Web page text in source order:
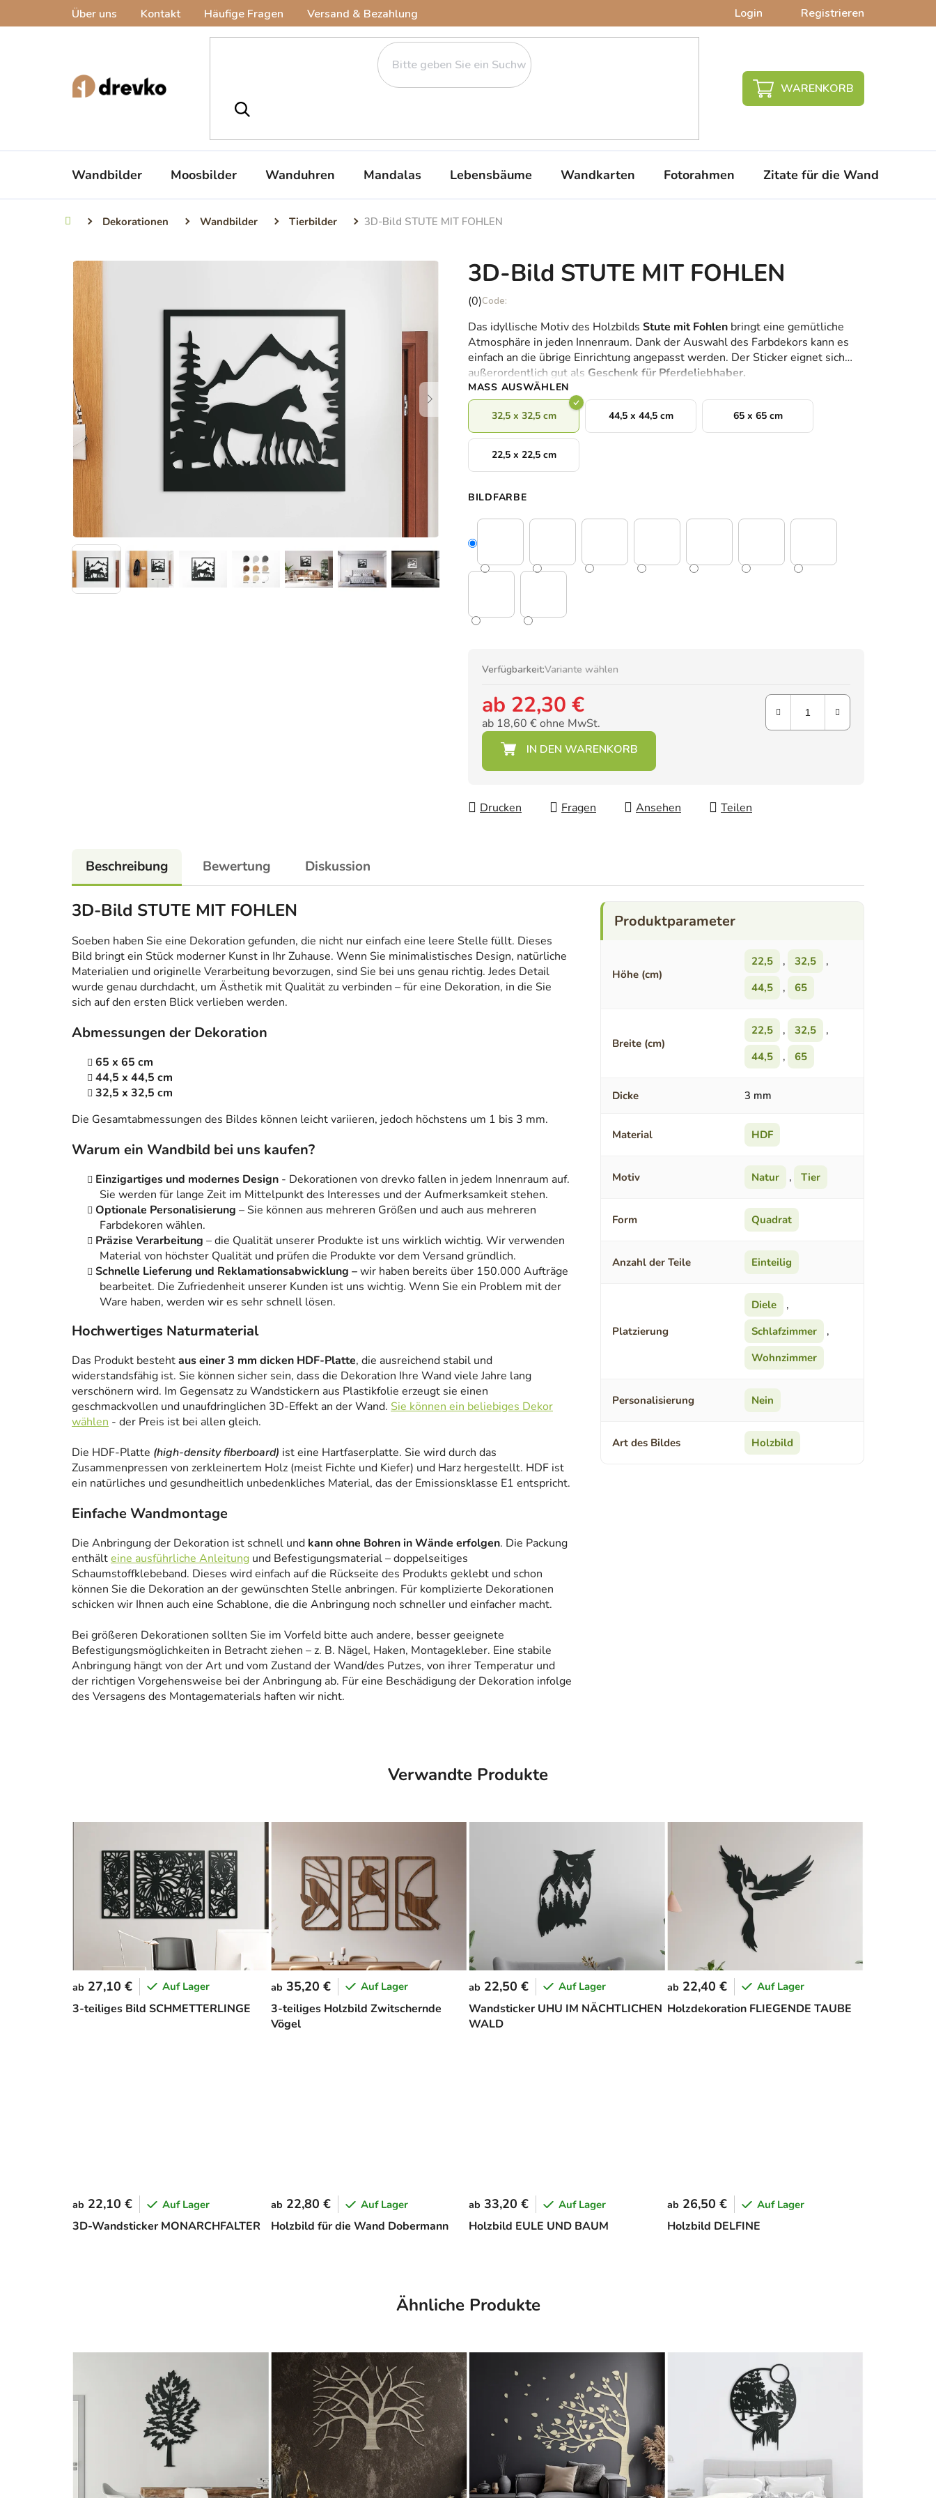
Über uns Kontakt Häufige Fragen Versand & Bezahlung Login Registrieren
WARENKORB
Wandbilder Moosbilder Wanduhren Mandalas Lebensbäume Wandkarten Fotorahmen Zitate für die Wand
StartseiteDekorationen Wandbilder Tierbilder 3D-Bild STUTE MIT FOHLEN
3D-Bild STUTE MIT FOHLEN
Die
Produktbewertung
ist
0,0
von
5
Sternen.
(0)
Das idyllische Motiv des Holzbilds Stute mit Fohlen bringt eine gemütliche
Atmosphäre in jeden Innenraum. Dank der Auswahl des Farbdekors kann es
einfach an die übrige Einrichtung angepasst werden. Der Sticker eignet sich
außerordentlich gut als Geschenk für Pferdeliebhaber.
MASS AUSWÄHLEN
32,5 x 32,5 cm 44,5 x 44,5 cm 65 x 65 cm
22,5 x 22,5 cm
BILDFARBE
Verfügbarkeit:Variante wählen
ab 22,30 €
ab 18,60 €ohne MwSt.
Verkaufspreis:
Drucken Fragen Ansehen Teilen
Beschreibung Bewertung Diskussion
3D-Bild STUTE MIT FOHLEN
Soeben haben Sie eine Dekoration gefunden, die nicht nur einfach eine leere Stelle füllt. Dieses
Bild bringt ein Stück moderner Kunst in Ihr Zuhause. Wenn Sie minimalistisches Design, natürliche
Materialien und originelle Verarbeitung bevorzugen, sind Sie bei uns genau richtig. Jedes Detail
wurde genau durchdacht, um Ästhetik mit Qualität zu verbinden – für eine Dekoration, in die Sie
sich auf den ersten Blick verlieben werden.
Abmessungen der Dekoration
65 x 65 cm
44,5 x 44,5 cm
32,5 x 32,5 cm
Die Gesamtabmessungen des Bildes können leicht variieren, jedoch höchstens um 1 bis 3 mm.
Warum ein Wandbild bei uns kaufen?
Einzigartiges und modernes Design - Dekorationen von drevko fallen in jedem Innenraum auf.
Sie werden für lange Zeit im Mittelpunkt des Interesses und der Aufmerksamkeit stehen.
Optionale Personalisierung – Sie können aus mehreren Größen und auch aus mehreren
Farbdekoren wählen.
Präzise Verarbeitung – die Qualität unserer Produkte ist uns wirklich wichtig. Wir verwenden
Material von höchster Qualität und prüfen die Produkte vor dem Versand gründlich.
Schnelle Lieferung und Reklamationsabwicklung –wir haben bereits über 150.000 Aufträge
bearbeitet. Die Zufriedenheit unserer Kunden ist uns wichtig. Wenn Sie ein Problem mit der
Ware haben, werden wir es sehr schnell lösen.
Hochwertiges Naturmaterial
Das Produkt bestehtaus einer 3 mm dicken HDF-Platte, die ausreichend stabil und
widerstandsfähig ist. Sie können sicher sein, dass die Dekoration Ihre Wand viele Jahre lang
verschönern wird. Im Gegensatz zu Wandstickern aus Plastikfolie erzeugt sie einen
geschmackvollen und unaufdringlichen 3D-Effekt an der Wand. Sie können ein beliebiges Dekor
wählen - der Preis ist bei allen gleich.
Die HDF-Platte (high-density fiberboard) ist eine Hartfaserplatte. Sie wird durch das
Zusammenpressen von zerkleinertem Holz (meist Fichte und Kiefer) und Harz hergestellt. HDF ist
ein natürliches und gesundheitlich unbedenkliches Material, das der Emissionsklasse E1 entspricht.
Einfache Wandmontage
Die Anbringung der Dekoration ist schnell und kann ohne Bohren in Wände erfolgen. Die Packung
enthälteine ausführliche Anleitung und Befestigungsmaterial – doppelseitiges
Schaumstoffklebeband. Dieses wird einfach auf die Rückseite des Produkts geklebt und schon
können Sie die Dekoration an der gewünschten Stelle anbringen. Für komplizierte Dekorationen
schicken wir Ihnen auch eine Schablone, die die Anbringung noch schneller und einfacher macht.
Bei größeren Dekorationen sollten Sie im Vorfeld bitte auch andere, besser geeignete
Befestigungsmöglichkeiten in Betracht ziehen – z. B. Nägel, Haken, Montagekleber. Eine stabile
Anbringung hängt von der Art und vom Zustand der Wand/des Putzes, von ihrer Temperatur und
der richtigen Vorgehensweise bei der Anbringung ab. Für eine Beschädigung der Dekoration infolge
des Versagens des Montagematerials haften wir nicht.
Höhe (cm)
22,5 , 32,5
,
44,5
, 65
Breite (cm)
22,5 , 32,5
,
44,5
, 65
Dicke 3 mm
Material HDF
Motiv Natur , Tier
Form Quadrat
Anzahl der Teile Einteilig
Platzierung
Diele
,
Schlafzimmer
,
Wohnzimmer
Personalisierung Nein
Art des Bildes Holzbild
Verwandte Produkte
3-teiliges Bild SCHMETTERLINGE
ab 27,10 € Auf Lager
3-teiliges Holzbild Zwitschernde
Vögel
ab 35,20 € Auf Lager
Wandsticker UHU IM NÄCHTLICHEN
WALD
ab 22,50 € Auf Lager
Holzdekoration FLIEGENDE TAUBE
ab 22,40 € Auf Lager
3D-Wandsticker MONARCHFALTER
ab 22,10 € Auf Lager
Holzbild für die Wand Dobermann
ab 22,80 € Auf Lager
Holzbild EULE UND BAUM
ab 33,20 € Auf Lager
Holzbild DELFINE
ab 26,50 € Auf Lager
Ähnliche Produkte